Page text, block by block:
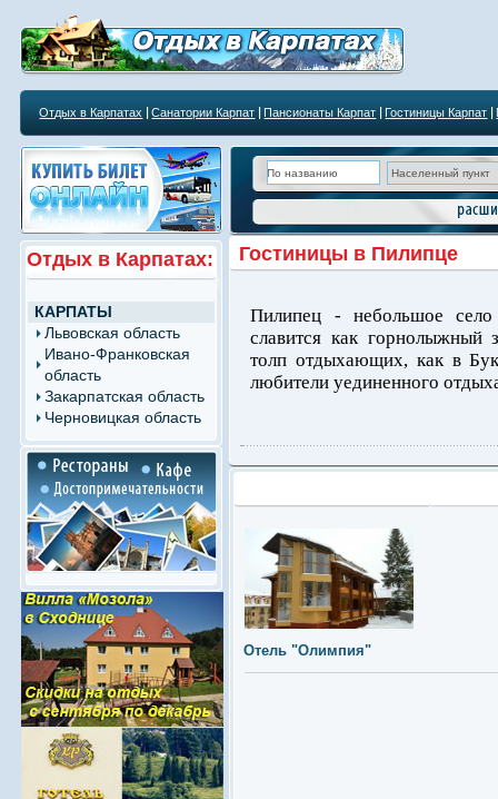
Отдых в Карпатах Санатории Карпат Пансионаты Карпат Гостиницы Карпат
Отдых в Карпатах:
КАРПАТЫ
Львовская область
Ивано-Франковская
область
Закарпатская область
Черновицкая область
Гостиницы в Пилипце
Пилипец - небольшое село
славится как горнолыжный
толп отдыхающих, как в
любители уединенного
Отель "Олимпия"